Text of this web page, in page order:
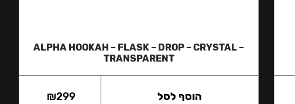
ALPHA HOOKAH – FLASK – DROP – CRYSTAL –
TRANSPARENT
₪299 הוסף לסל